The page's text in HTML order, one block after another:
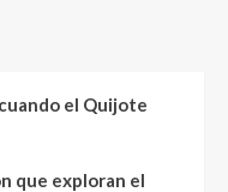
el Quijote
que exploran el